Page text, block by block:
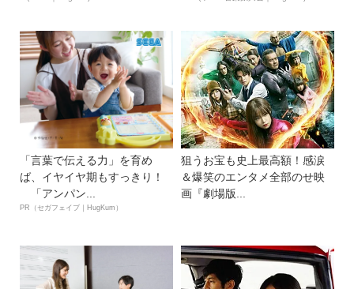
「言葉で伝える力」を育め
ば、イヤイヤ期もすっきり！
「アンパン...
PR（セガフェイブ｜HugKum）
狙うお宝も史上最高額！感涙
＆爆笑のエンタメ全部のせ映
画『劇場版...